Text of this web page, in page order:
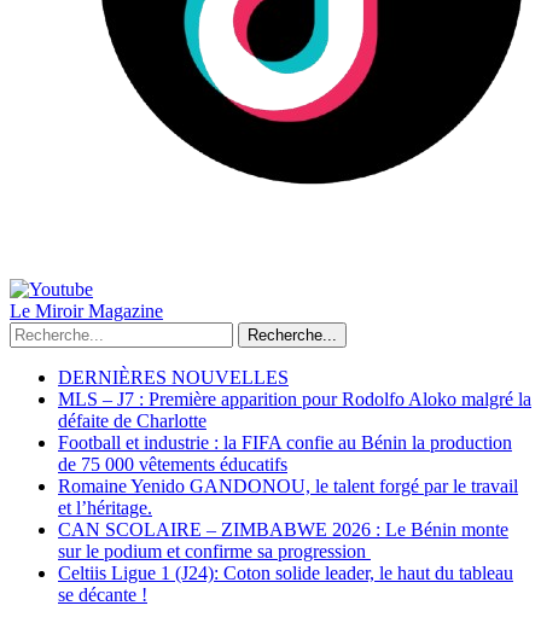
Le Miroir Magazine
Recherche...
DERNIÈRES NOUVELLES
MLS – J7 : Première apparition pour Rodolfo Aloko malgré la
défaite de Charlotte
Football et industrie : la FIFA confie au Bénin la production
de 75 000 vêtements éducatifs
Romaine Yenido GANDONOU, le talent forgé par le travail
et l’héritage.
CAN SCOLAIRE – ZIMBABWE 2026 : Le Bénin monte
sur le podium et confirme sa progression
Celtiis Ligue 1 (J24): Coton solide leader, le haut du tableau
se décante !